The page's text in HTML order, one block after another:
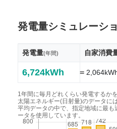
発電量シミュレーシ
発電量(年間) 自家消費
6,724kWh =
1年間に毎月どれくらい発電するか
太陽エネルギー(日射量)のデータに
平均データの中で、指定地域に最
ータを使用しています。